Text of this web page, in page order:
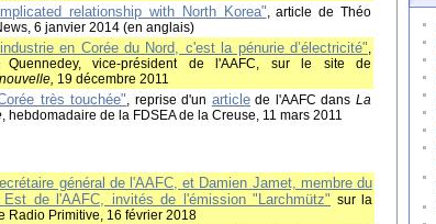
relationship with North Korea", article de Théo
6 janvier 2014 (en anglais)
en Corée du Nord, c'est la pénurie d’électricité",
Quennedey, vice-président de l'AAFC, sur le site de
19 décembre 2011
très touchée", reprise d'un article de l'AAFC dansLa
, hebdomadaire de la FDSEA de la Creuse, 11 mars 2011
général de l'AAFC, et Damien Jamet, membre du
Est de l'AAFC, invités de l'émission "Larchmütz" sur la
Radio Primitive, 16 février 2018